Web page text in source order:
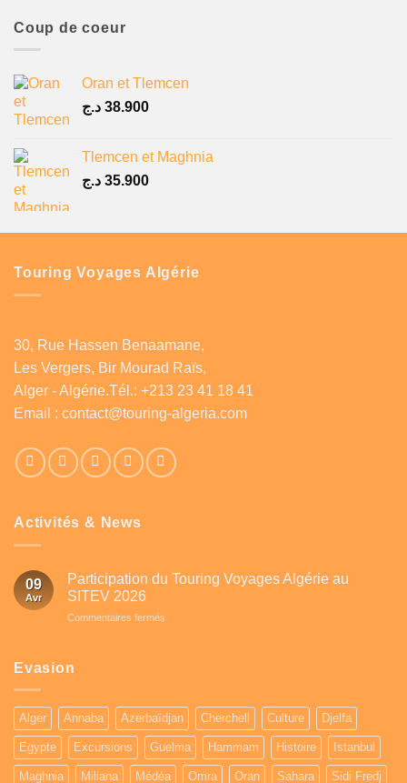
Coup de coeur
Oran et Tlemcen
38.900 د.ج
Tlemcen et Maghnia
35.900 د.ج
Touring Voyages Algérie
30, Rue Hassen Benaamane,
Les Vergers, Bir Mourad Raïs,
Alger - Algérie.Tél.: +213 23 41 18 41
Email : contact@touring-algeria.com
Activités & News
09
Avr
Participation du Touring Voyages Algérie au
SITEV 2026
Commentaires fermés
au
SITEV
2026
Evasion
Alger Annaba Azerbaïdjan Cherchell Culture Djelfa
Egypte Excursions Guelma Hammam Histoire Istanbul
Maghnia Miliana Médéa Omra Oran Sahara Sidi Fredj